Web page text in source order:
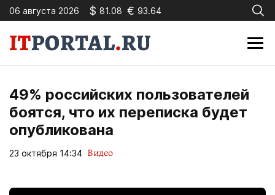
06 августа 2026 $ 81.08 € 93.64
49% российских пользователей
боятся, что их переписка будет
опубликована
23 октября 14:34 Видео